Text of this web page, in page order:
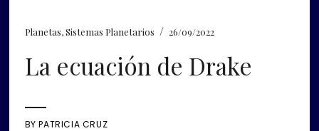
Planetas,Sistemas Planetarios / 26/09/2022
La ecuación de Drake
BYPATRICIA CRUZ